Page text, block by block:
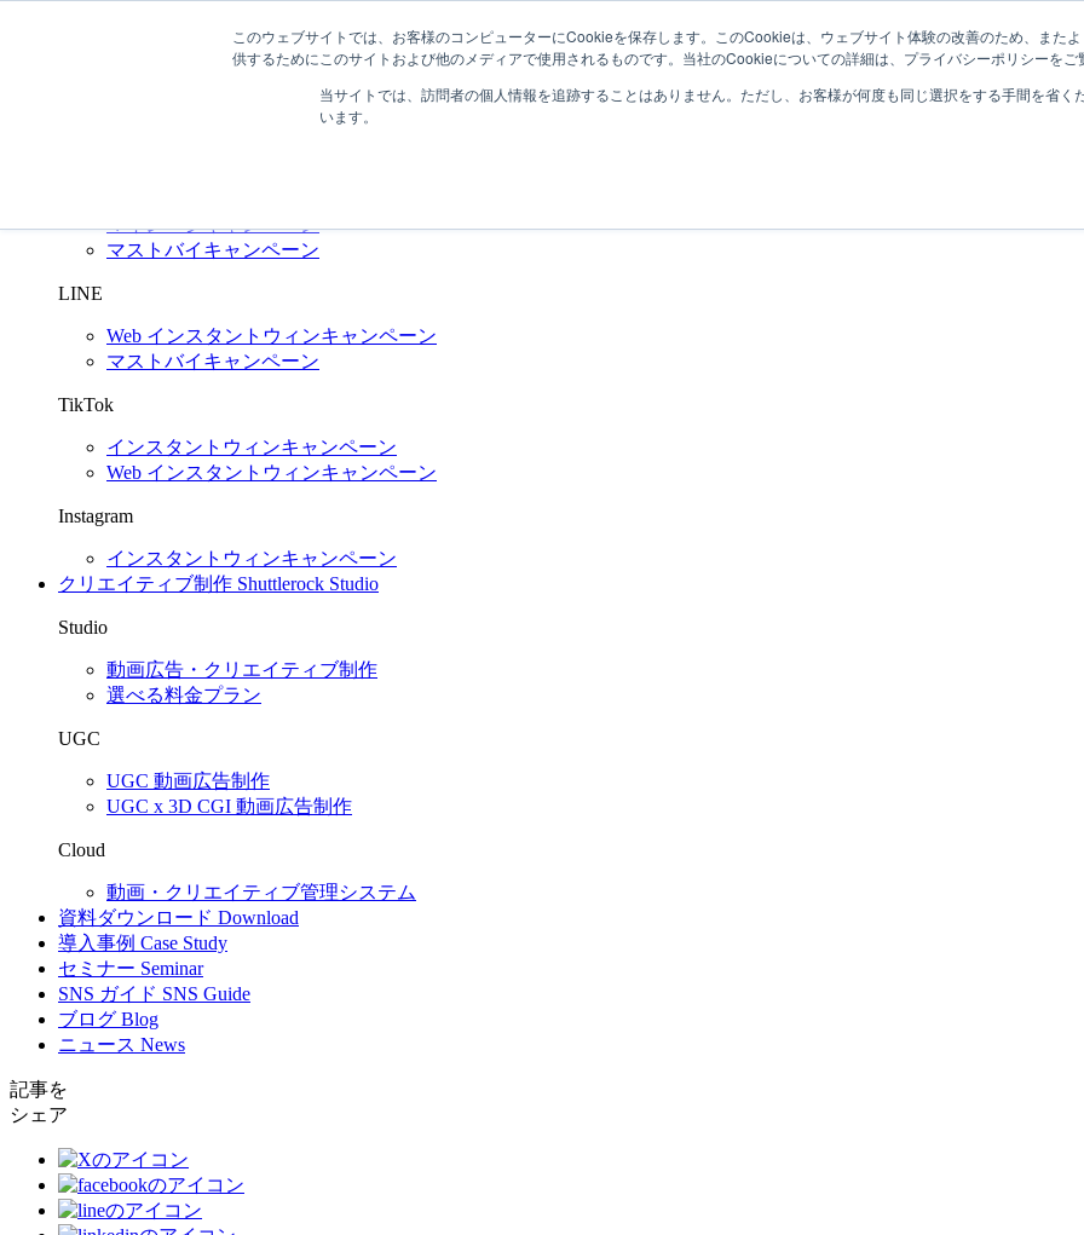
このウェブサイトでは、お客様のコンピューターにCookieを保存します。このCookieは、ウェブサイト体験の改善のため、また
供するためにこのサイトおよび他のメディアで使用されるものです。当社のCookieについての詳細は、プライバシーポリシーをご
当サイトでは、訪問者の個人情報を追跡することはありません。ただし、お客様が何度も同じ選択をする手間を省
います。
問い合わせする
Shuttlerock BBF
マイレージキャンペーン
マストバイキャンペーン
LINE
Web インスタントウィンキャンペーン
マストバイキャンペーン
TikTok
インスタントウィンキャンペーン
Web インスタントウィンキャンペーン
Instagram
インスタントウィンキャンペーン
クリエイティブ制作 Shuttlerock Studio
Studio
動画広告・クリエイティブ制作
選べる料金プラン
UGC
UGC 動画広告制作
UGC x 3D CGI 動画広告制作
Cloud
動画・クリエイティブ管理システム
資料ダウンロード Download
導入事例 Case Study
セミナー Seminar
SNS ガイド SNS Guide
ブログ Blog
ニュース News
記事を
シェア